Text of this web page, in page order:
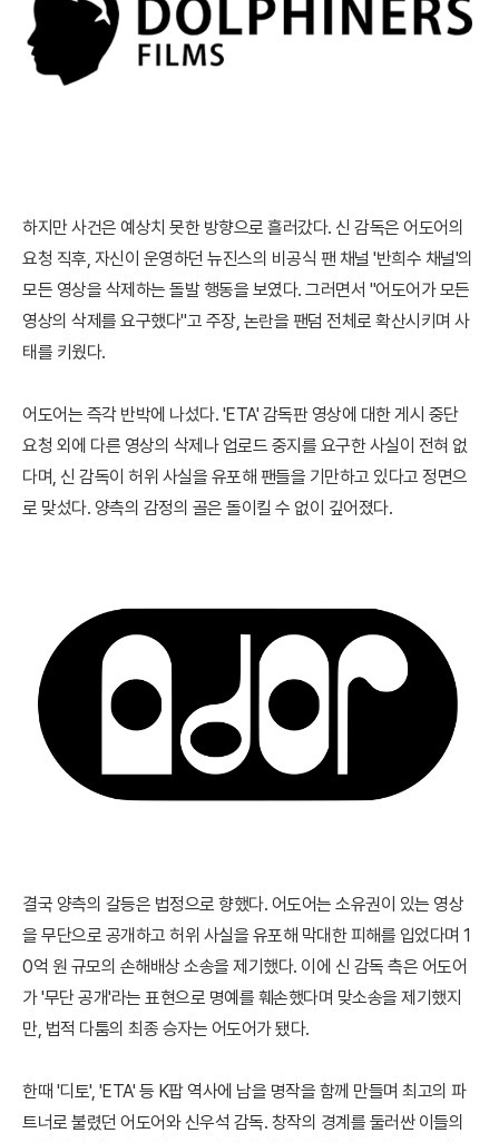
하지만 사건은 예상치 못한 방향으로 흘러갔다. 신 감독은 어도어의
요청 직후, 자신이 운영하던 뉴진스의 비공식 팬 채널 '반희수 채널'의
모든 영상을 삭제하는 돌발 행동을 보였다. 그러면서 "어도어가 모든
영상의 삭제를 요구했다"고 주장, 논란을 팬덤 전체로 확산시키며 사
태를 키웠다.
어도어는 즉각 반박에 나섰다. 'ETA' 감독판 영상에 대한 게시 중단
요청 외에 다른 영상의 삭제나 업로드 중지를 요구한 사실이 전혀 없
다며, 신 감독이 허위 사실을 유포해 팬들을 기만하고 있다고 정면으
로 맞섰다. 양측의 감정의 골은 돌이킬 수 없이 깊어졌다.
결국 양측의 갈등은 법정으로 향했다. 어도어는 소유권이 있는 영상
을 무단으로 공개하고 허위 사실을 유포해 막대한 피해를 입었다며 1
0억 원 규모의 손해배상 소송을 제기했다. 이에 신 감독 측은 어도어
가 '무단 공개'라는 표현으로 명예를 훼손했다며 맞소송을 제기했지
만, 법적 다툼의 최종 승자는 어도어가 됐다.
한때 '디토', 'ETA' 등 K팝 역사에 남을 명작을 함께 만들며 최고의 파
트너로 불렸던 어도어와 신우석 감독. 창작의 경계를 둘러싼 이들의